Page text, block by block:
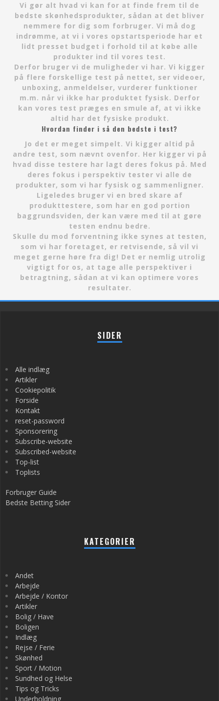
Vi gør alt hvad vi kan for at finde frem til de
bedste skønhedsprodukter, sådan at det bliver
nemmere for dig som forbruger. Vi må dog
indrømme, at vi i vores opstartsperiode har et
lidt presset budget i forhold til at købe alle
produkter ind til vores test.
Derfor bruger vi de muligheder vi har. Vi kigger
på flere forskellige test på nettet, ser videoer,
unboxing, anmeldelser, vurderer funktioner
m.m. når vi ikke har produktet fysisk. Derfor
kan vores test præges en smule af, at vi ikke
altid har det fysiske produkt.
Hvordan finder i så den bedste i test?
Jo det er meget simpelt. Vi kigger altid på
andre test, som nævnt ovenfor. Her kigger vi på
hvad disse testere har lagt deres fokus på. Med
deres fokus i perspektiv tester vi alle de
produkter, som vi har fysisk og sammenligner.
Ligeledes bruger vi en bred skare af
produkttestere, som har en god portion
baggrundsviden, der kan være med til at gøre
testen endnu bedre.
Skulle du mod forventning ikke synes at testen,
som vi har foretaget, er retvisende, så vil vi
meget gerne høre fra dig! Det er nemlig utrolig
vigtigt for os, at tage alle perspektiver i
betragtning, sådan at vi kan optimere vores
resultater.
SIDER
Alle indlæg
Artikler
Cookiepolitik
Forside
Kontakt
reset-password
Sponsorering
Subscribe-website
Subscribed-website
Top-list
Toplists
Forbruger Guide
Bedste Betting Sider
KATEGORIER
Andet
Arbejde
Arbejde / Kontor
Artikler
Bolig / Have
Boligen
Indlæg
Rejse / Ferie
Skønhed
Sport / Motion
Sundhed og Helse
Tips og Tricks
Underholdning